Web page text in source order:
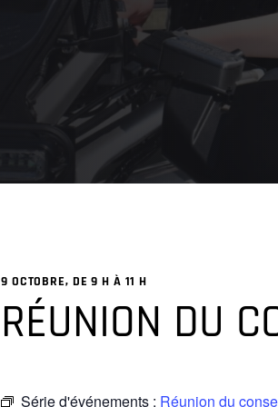
9 OCTOBRE, DE 9 H À 11 H
RÉUNION DU
Série d'événements : Réunion du